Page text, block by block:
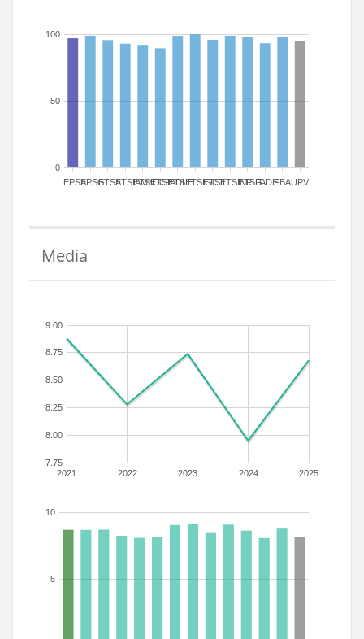
EPSAEPSGETSAETSIAMN
ETSICCP
ETSIADI
ETSIEETSIGCT
ETSIIETSINFETSITFADEFBAUPV
0
50
100
Media
2021 2022 2023 2024 2025
7.75
8.00
8.25
8.50
8.75
9.00
5
10